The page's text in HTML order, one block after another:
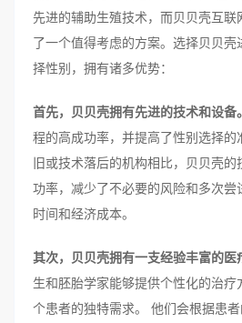
先进的辅助生殖技术，而贝贝壳互联
了一个值得考虑的方案。选择贝贝
择性别，拥有诸多优势：
首先，贝贝壳拥有先进的技术和设备。
程的高成功率，并提高了性别选择
旧或技术落后的机构相比，贝贝壳
功率，减少了不必要的风险和多次尝
时间和经济成本。
其次，贝贝壳拥有一支经验丰富的医
生和胚胎学家能够提供个性化的治
个患者的独特需求。 他们会根据患